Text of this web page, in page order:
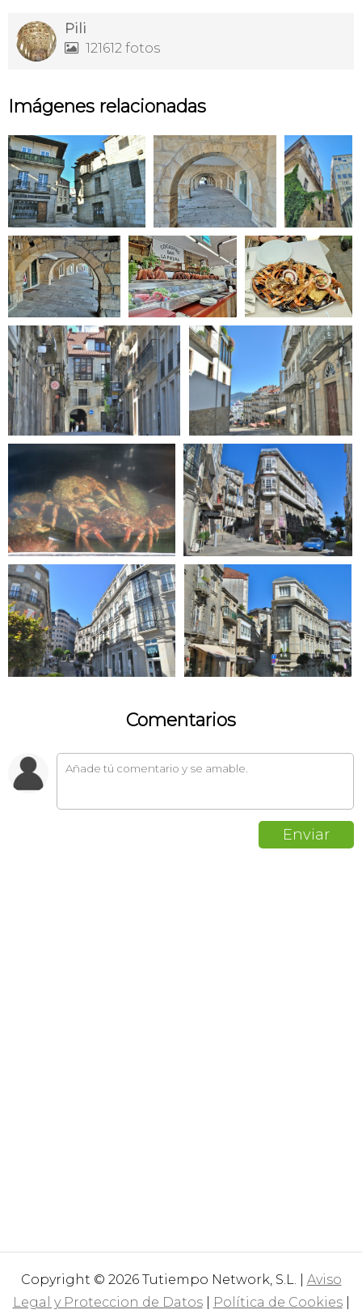
Pili
 121612 fotos
Imágenes relacionadas
Comentarios
Copyright © 2026 Tutiempo Network, S.L. | Aviso
Legal y Proteccion de Datos| Política de Cookies|